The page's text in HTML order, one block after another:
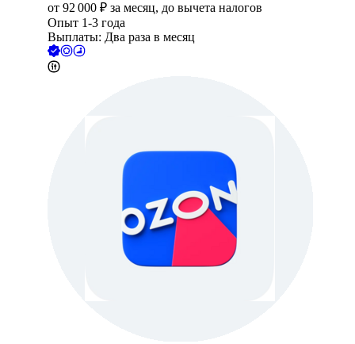
от 92 000 ₽ за месяц, до вычета налогов
Опыт 1-3 года
Выплаты: Два раза в месяц